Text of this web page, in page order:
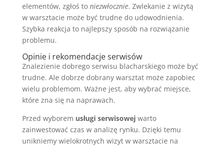
elementów, zgłoś to niezwłocznie. Zwlekanie z wizytą
w warsztacie może być trudne do udowodnienia.
Szybka reakcja to najlepszy sposób na rozwiązanie
problemu.
Opinie i rekomendacje serwisów
Znalezienie dobrego serwisu blacharskiego może być
trudne. Ale dobrze dobrany warsztat może zapobiec
wielu problemom. Ważne jest, aby wybrać miejsce,
które zna się na naprawach.
Przed wyborem usługi serwisowejwarto
zainwestować czas w analizę rynku. Dzięki temu
unikniemy wielokrotnych wizyt w warsztacie na